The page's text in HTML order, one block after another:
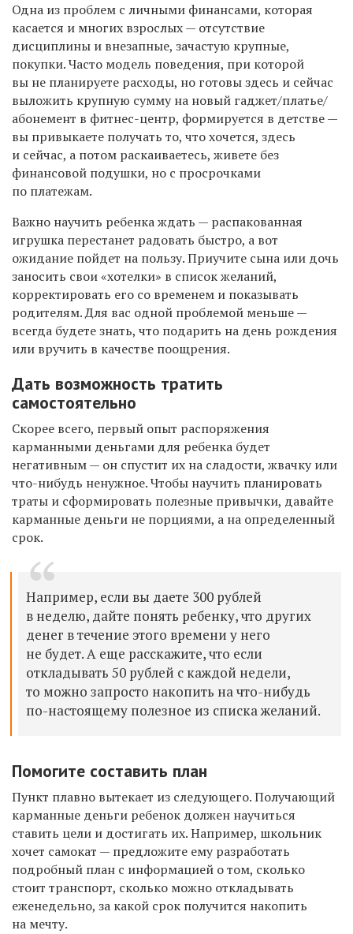
Одна из проблем с личными финансами, которая
касается и многих взрослых — отсутствие
дисциплины и внезапные, зачастую крупные,
покупки. Часто модель поведения, при которой
вы не планируете расходы, но готовы здесь и сейчас
выложить крупную сумму на новый гаджет/платье/
абонемент в фитнес-центр, формируется в детстве —
вы привыкаете получать то, что хочется, здесь
и сейчас, а потом раскаиваетесь, живете без
финансовой подушки, но с просрочками
по платежам.
Важно научить ребенка ждать — распакованная
игрушка перестанет радовать быстро, а вот
ожидание пойдет на пользу. Приучите сына или дочь
заносить свои «хотелки» в список желаний,
корректировать его со временем и показывать
родителям. Для вас одной проблемой меньше —
всегда будете знать, что подарить на день рождения
или вручить в качестве поощрения.
Дать возможность тратить
самостоятельно
Скорее всего, первый опыт распоряжения
карманными деньгами для ребенка будет
негативным — он спустит их на сладости, жвачку или
что-нибудь ненужное. Чтобы научить планировать
траты и сформировать полезные привычки, давайте
карманные деньги не порциями, а на определенный
срок.
Например, если вы даете 300 рублей
в неделю, дайте понять ребенку, что других
денег в течение этого времени у него
не будет. А еще расскажите, что если
откладывать 50 рублей с каждой недели,
то можно запросто накопить на что-нибудь
по-настоящему полезное из списка желаний.
Помогите составить план
Пункт плавно вытекает из следующего. Получающий
карманные деньги ребенок должен научиться
ставить цели и достигать их. Например, школьник
хочет самокат — предложите ему разработать
подробный план с информацией о том, сколько
стоит транспорт, сколько можно откладывать
еженедельно, за какой срок получится накопить
на мечту.